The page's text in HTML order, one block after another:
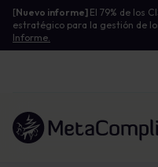
[Nuevo informe] El 79% de los
estratégico para la gestión de
Informe.
Enlace a la página de inicio